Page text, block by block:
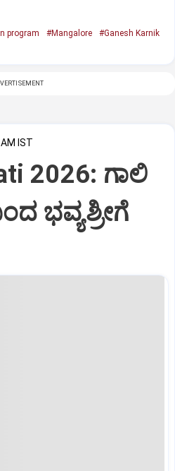
program #Mangalore
#Ganesh Karnik
IST
2026: ಗಾಲಿ
ಭವ್ಯಶ್ರೀಗೆ